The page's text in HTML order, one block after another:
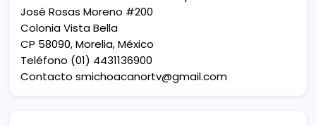
José Rosas Moreno #200
Colonia Vista Bella
CP 58090, Morelia, México
Teléfono (01) 4431136900
Contacto smichoacanortv@gmail.com